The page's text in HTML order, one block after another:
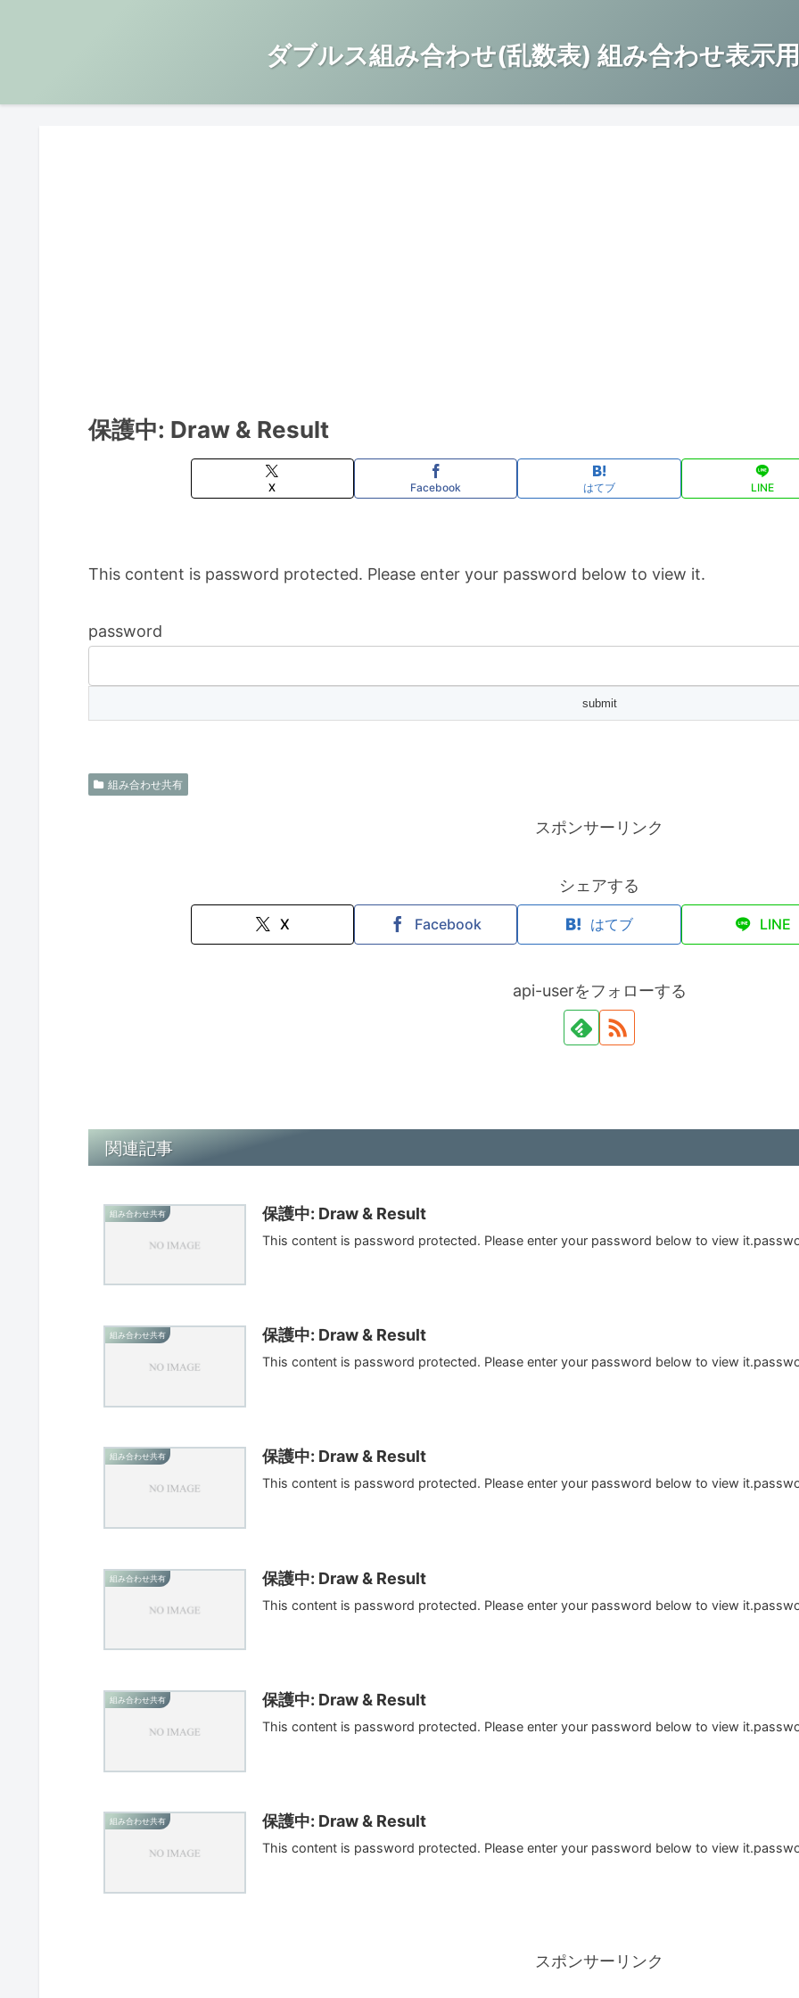
ダブルス組み合わせ(乱数表) 組み合わせ表示
保護中: Draw & Result
X Facebook はてブ LINE
This content is password protected. Please enter your password below to view it.
password
組み合わせ共有
スポンサーリンク
シェアする
X Facebook はてブ LINE
api-userをフォローする
関連記事
組み合わせ共有 保護中: Draw & Result
This content is password protected. Please enter your password below to view
組み合わせ共有 保護中: Draw & Result
This content is password protected. Please enter your password below to view
組み合わせ共有 保護中: Draw & Result
This content is password protected. Please enter your password below to view
組み合わせ共有 保護中: Draw & Result
This content is password protected. Please enter your password below to view
組み合わせ共有 保護中: Draw & Result
This content is password protected. Please enter your password below to view
組み合わせ共有 保護中: Draw & Result
This content is password protected. Please enter your password below to view
スポンサーリンク